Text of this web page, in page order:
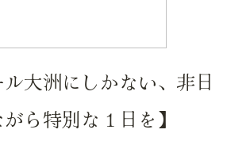
ル大洲にしかない、非日
ら特別な１日を】